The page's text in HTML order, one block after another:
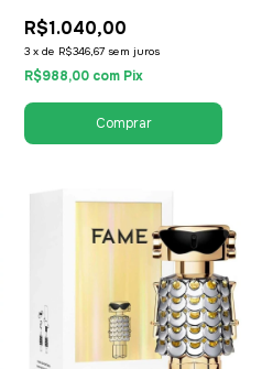
R$1.040,00
3 x de R$346,67 sem juros
R$988,00 com Pix